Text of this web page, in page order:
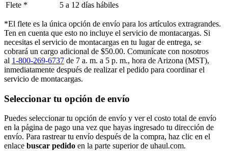
Flete *
5 a 12 días hábiles
*El flete es la única opción de envío para los artículos extragrandes.
Ten en cuenta que esto no incluye el servicio de montacargas. Si
necesitas el servicio de montacargas en tu lugar de entrega, se
cobrará un cargo adicional de $50.00. Comunícate con nosotros
al 1-800-269-6737 de 7 a. m. a 5 p. m., hora de Arizona (MST),
inmediatamente después de realizar el pedido para coordinar el
servicio de montacargas.
Seleccionar tu opción de envío
Puedes seleccionar tu opción de envío y ver el costo total de envío
en la página de pago una vez que hayas ingresado tu dirección de
envío. Para rastrear tu envío después de la compra, haz clic en el
enlace buscar pedido​​​​​​​ en la parte superior de uhaul.com.